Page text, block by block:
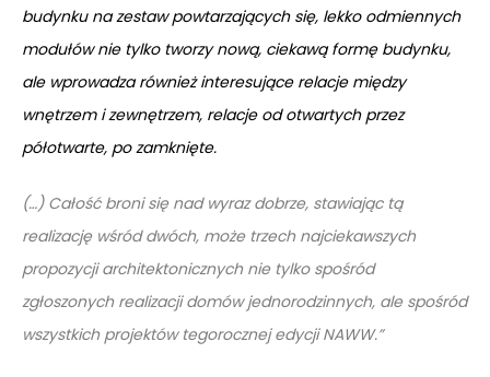
budynku na zestaw powtarzających się, lekko odmiennych
modułów nie tylko tworzy nową, ciekawą formę budynku,
ale wprowadza również interesujące relacje między
wnętrzem i zewnętrzem, relacje od otwartych przez
półotwarte, po zamknięte.
(…) Całość broni się nad wyraz dobrze, stawiając tą
realizację wśród dwóch, może trzech najciekawszych
propozycji architektonicznych nie tylko spośród
zgłoszonych realizacji domów jednorodzinnych, ale spośród
wszystkich projektów tegorocznej edycji NAWW.”